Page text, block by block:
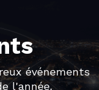
événements
l'année.